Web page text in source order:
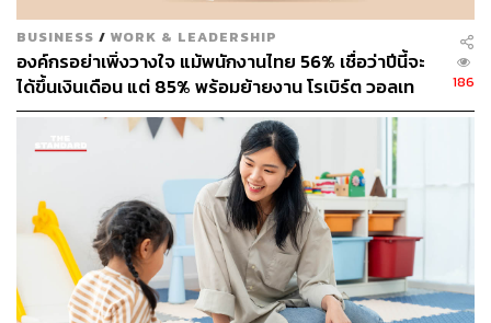
BUSINESS / WORK & LEADERSHIP
องค์กรอย่าเพิ่งวางใจ แม้พนักงานไทย 56% เชื่อว่าปีนี้จะ
ได้ขึ้นเงินเดือน แต่ 85% พร้อมย้ายงาน โรเบิร์ต วอลเท
อร์ส ชี้เงินเดือนไม่ใช่คำตอบเดียว
186